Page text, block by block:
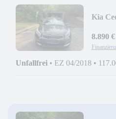
Kia
8.890 €
Unfallfrei • EZ 04/2018 •